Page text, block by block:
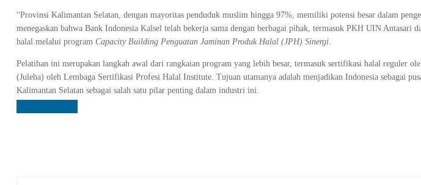
“Provinsi Kalimantan Selatan, dengan mayoritas penduduk muslim hingga 97%, memiliki potensi besar dalam
menegaskan bahwa Bank Indonesia Kalsel telah bekerja sama dengan berbagai pihak, termasuk PKH UIN Antasari
halal melalui program Capacity Building Penguatan Jaminan Produk Halal (JPH) Sinergi
Pelatihan ini merupakan langkah awal dari rangkaian program yang lebih besar, termasuk sertifikasi halal reguler
(Juleha) oleh Lembaga Sertifikasi Profesi Halal Institute. Tujuan utamanya adalah menjadikan Indonesia sebagai
Kalimantan Selatan sebagai salah satu pilar penting dalam industri ini.